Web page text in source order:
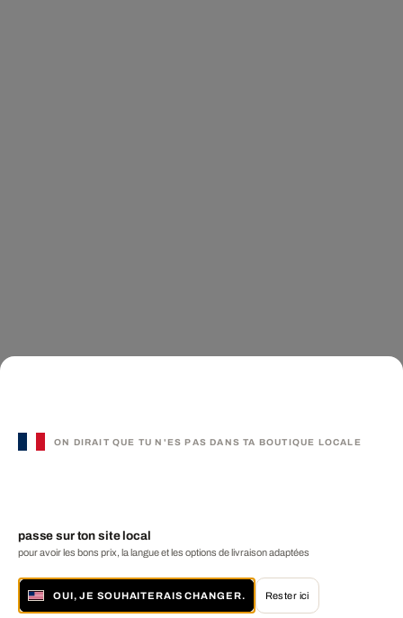
ON DIRAIT QUE TU N'ES PAS DANS TA BOUTIQUE LOCALE
passe sur ton site local
pour avoir les bons prix, la langue et les options de livraison adaptées
OUI, JE SOUHAITERAIS CHANGER. Rester ici